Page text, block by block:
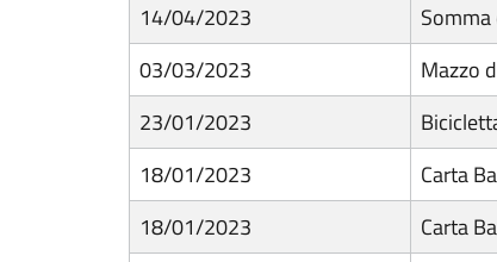
14/04/2023
03/03/2023
Mazzo
23/01/2023
18/01/2023
Carta
18/01/2023
Carta